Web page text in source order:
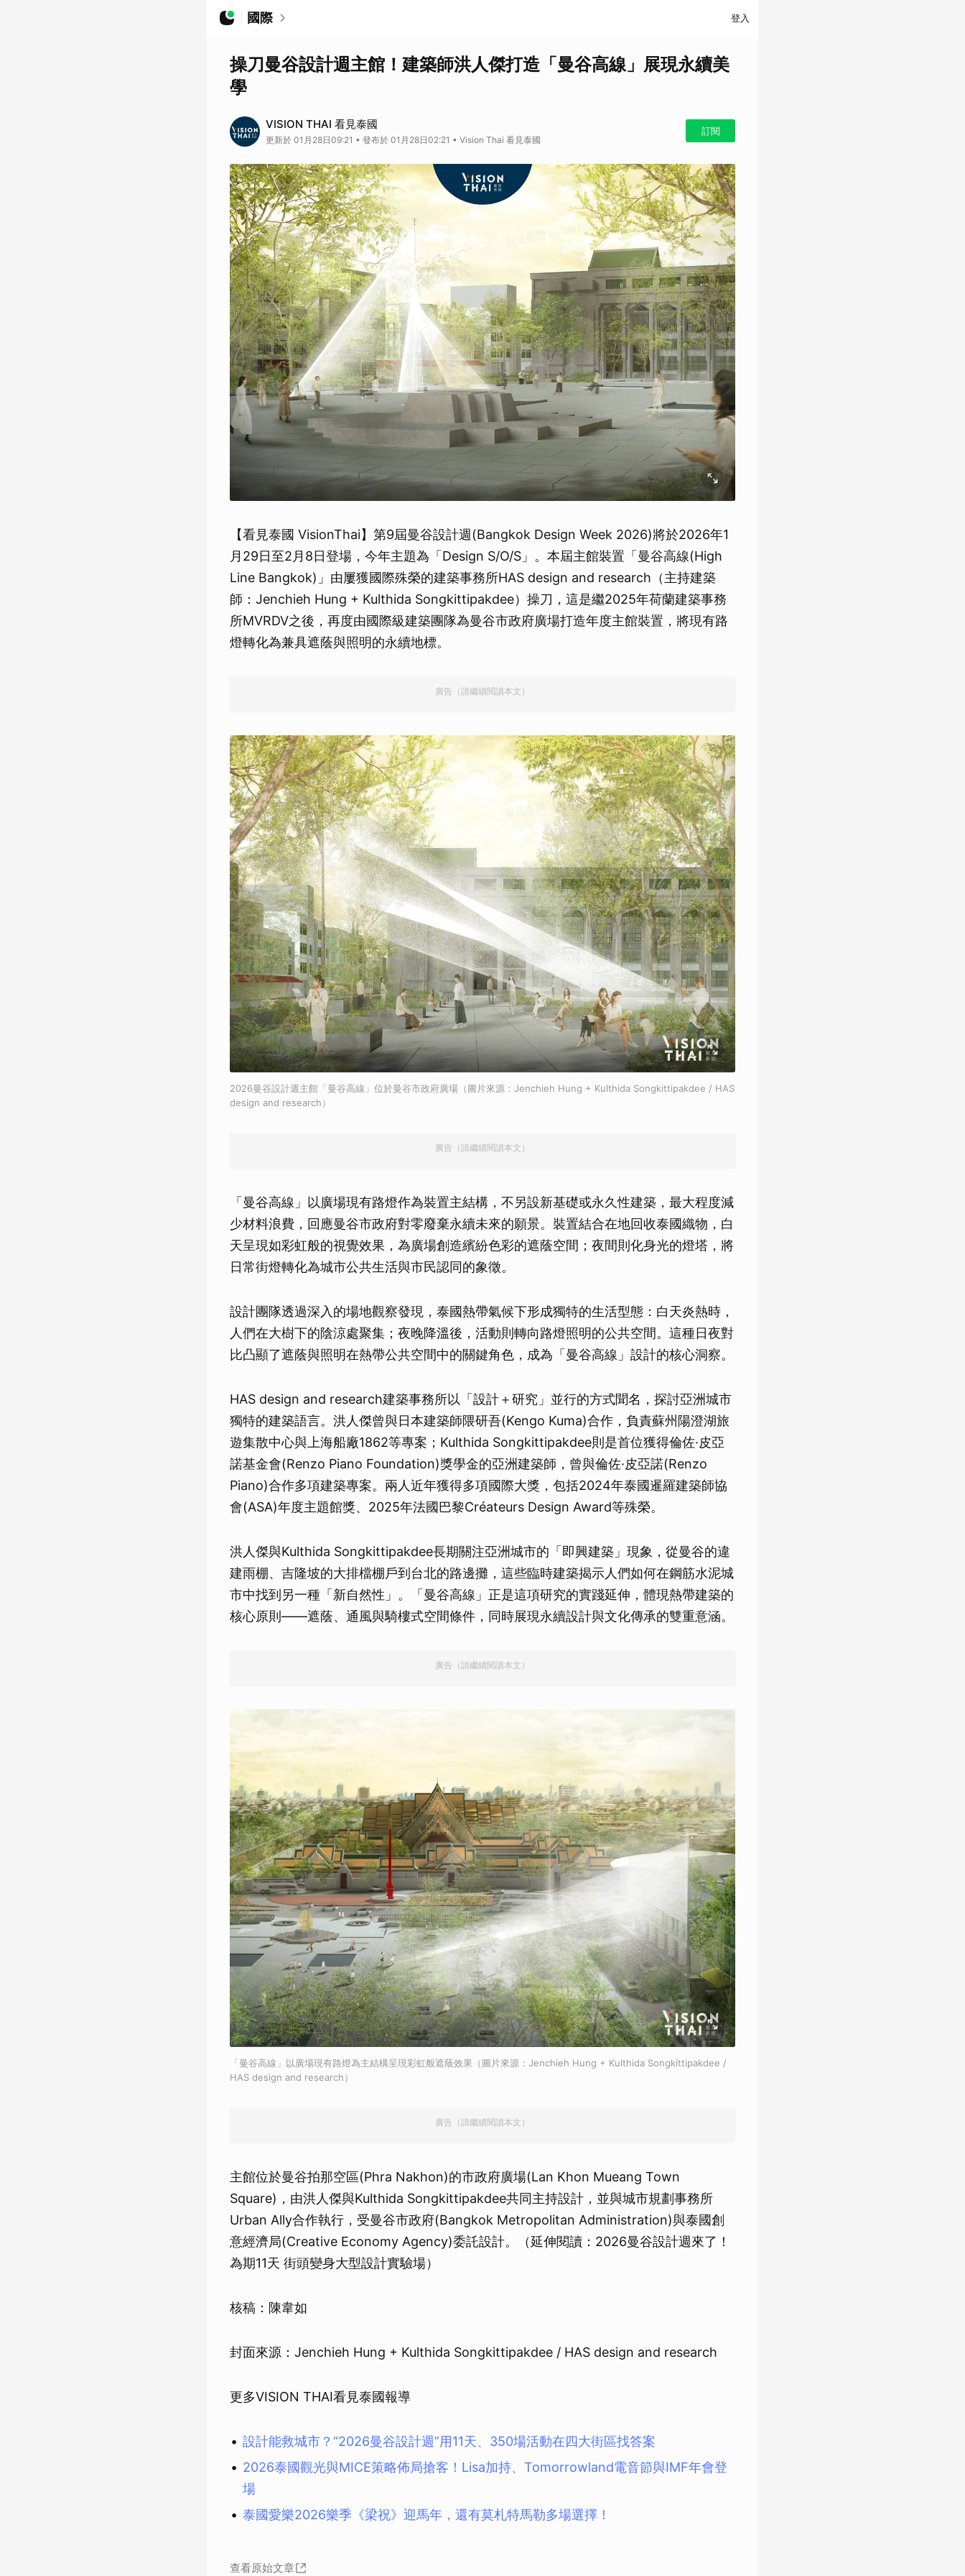
國際 登入
操刀曼谷設計週主館！建築師洪人傑打造「曼谷高線」展現永續美
學
VISION THAI 看見泰國
更新於 01月28日09:21 • 發布於 01月28日02:21 • Vision Thai 看見泰國
訂閱
【看見泰國 VisionThai】第9屆曼谷設計週(Bangkok Design Week 2026)將於2026年1
月29日至2月8日登場，今年主題為「Design S/O/S」。本屆主館裝置「曼谷高線(High
Line Bangkok)」由屢獲國際殊榮的建築事務所HAS design and research（主持建築
師：Jenchieh Hung + Kulthida Songkittipakdee）操刀，這是繼2025年荷蘭建築事務
所MVRDV之後，再度由國際級建築團隊為曼谷市政府廣場打造年度主館裝置，將現有路
燈轉化為兼具遮蔭與照明的永續地標。
廣告（請繼續閱讀本文）
2026曼谷設計週主館「曼谷高線」位於曼谷市政府廣場（圖片來源：Jenchieh Hung + Kulthida Songkittipakdee / HAS
design and research）
廣告（請繼續閱讀本文）
「曼谷高線」以廣場現有路燈作為裝置主結構，不另設新基礎或永久性建築，最大程度減
少材料浪費，回應曼谷市政府對零廢棄永續未來的願景。裝置結合在地回收泰國織物，白
天呈現如彩虹般的視覺效果，為廣場創造繽紛色彩的遮蔭空間；夜間則化身光的燈塔，將
日常街燈轉化為城市公共生活與市民認同的象徵。
設計團隊透過深入的場地觀察發現，泰國熱帶氣候下形成獨特的生活型態：白天炎熱時，
人們在大樹下的陰涼處聚集；夜晚降溫後，活動則轉向路燈照明的公共空間。這種日夜對
比凸顯了遮蔭與照明在熱帶公共空間中的關鍵角色，成為「曼谷高線」設計的核心洞察。
HAS design and research建築事務所以「設計＋研究」並行的方式聞名，探討亞洲城市
獨特的建築語言。洪人傑曾與日本建築師隈研吾(Kengo Kuma)合作，負責蘇州陽澄湖旅
遊集散中心與上海船廠1862等專案；Kulthida Songkittipakdee則是首位獲得倫佐·皮亞
諾基金會(Renzo Piano Foundation)獎學金的亞洲建築師，曾與倫佐·皮亞諾(Renzo
Piano)合作多項建築專案。兩人近年獲得多項國際大獎，包括2024年泰國暹羅建築師協
會(ASA)年度主題館獎、2025年法國巴黎Créateurs Design Award等殊榮。
洪人傑與Kulthida Songkittipakdee長期關注亞洲城市的「即興建築」現象，從曼谷的違
建雨棚、吉隆坡的大排檔棚戶到台北的路邊攤，這些臨時建築揭示人們如何在鋼筋水泥城
市中找到另一種「新自然性」。「曼谷高線」正是這項研究的實踐延伸，體現熱帶建築的
核心原則——遮蔭、通風與騎樓式空間條件，同時展現永續設計與文化傳承的雙重意涵。
廣告（請繼續閱讀本文）
「曼谷高線」以廣場現有路燈為主結構呈現彩虹般遮蔭效果（圖片來源：Jenchieh Hung + Kulthida Songkittipakdee /
HAS design and research）
廣告（請繼續閱讀本文）
主館位於曼谷拍那空區(Phra Nakhon)的市政府廣場(Lan Khon Mueang Town
Square)，由洪人傑與Kulthida Songkittipakdee共同主持設計，並與城市規劃事務所
Urban Ally合作執行，受曼谷市政府(Bangkok Metropolitan Administration)與泰國創
意經濟局(Creative Economy Agency)委託設計。（延伸閱讀：2026曼谷設計週來了！
為期11天 街頭變身大型設計實驗場）
核稿：陳韋如
封面來源：Jenchieh Hung + Kulthida Songkittipakdee / HAS design and research
更多VISION THAI看見泰國報導
設計能救城市？“2026曼谷設計週”用11天、350場活動在四大街區找答案
2026泰國觀光與MICE策略佈局搶客！Lisa加持、Tomorrowland電音節與IMF年會登
場
泰國愛樂2026樂季《梁祝》迎馬年，還有莫札特馬勒多場選擇！
查看原始文章
取消